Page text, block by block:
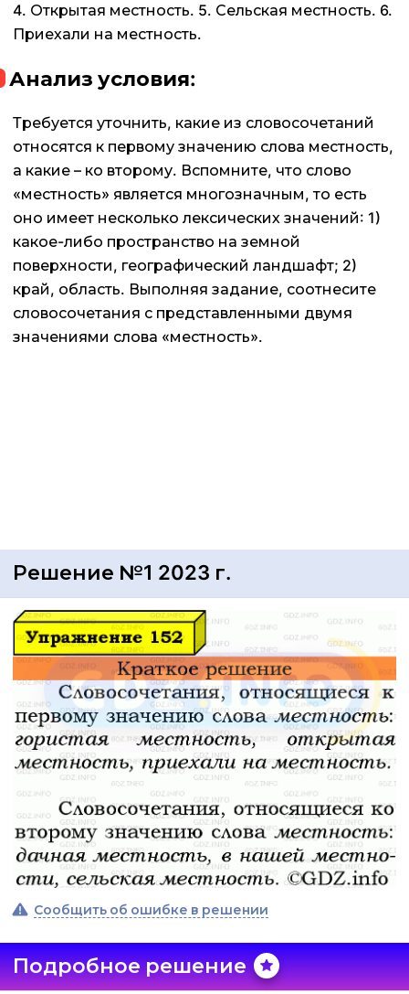
4. Открытая местность. 5. Сельская местность. 6.
Приехали на местность.
Анализ условия:
Требуется уточнить, какие из словосочетаний
относятся к первому значению слова местность,
а какие – ко второму. Вспомните, что слово
«местность» является многозначным, то есть
оно имеет несколько лексических значений: 1)
какое-либо пространство на земной
поверхности, географический ландшафт; 2)
край, область. Выполняя задание, соотнесите
словосочетания с представленными двумя
значениями слова «местность».
Решение №1 2023 г.
Сообщить об ошибке в решении
Подробное решение